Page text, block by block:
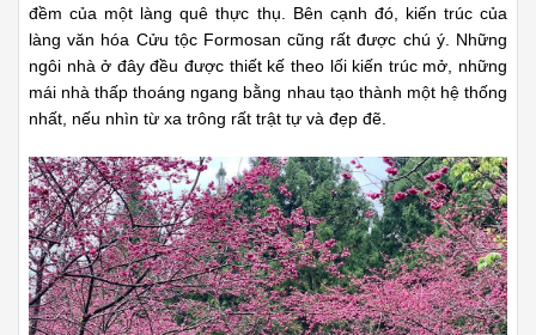
đềm của một làng quê thực thụ. Bên cạnh đó, kiến trúc của
làng văn hóa Cửu tộc Formosan cũng rất được chú ý. Những
ngôi nhà ở đây đều được thiết kế theo lối kiến trúc mở, những
mái nhà thấp thoáng ngang bằng nhau tạo thành một hệ thống
nhất, nếu nhìn từ xa trông rất trật tự và đẹp đẽ.